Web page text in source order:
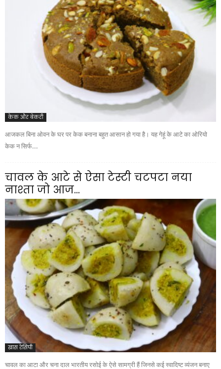
केक और बेकरी
आजकल बिना ओवन के घर पर केक बनाना बहुत आसान हो गया है। यह गेहूं के आटे का ओरियो
केक न सिर्फ...
चावल के आटे से ऐसा टेस्टी चटपटा नया
नाश्ता जो आज...
खास रेसिपी
चावल का आटा और चना दाल भारतीय रसोई के ऐसे सामग्री हैं जिनसे कई स्वादिष्ट व्यंजन बनाए